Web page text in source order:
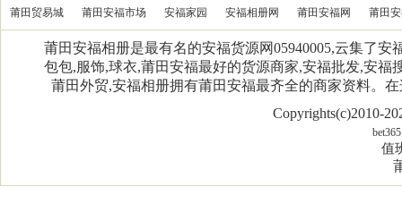
莆田贸易城 莆田安福市场 安福家园 安福相册网 莆田安福网 莆田
莆田安福相册是最有名的安福货源网05940005,云集了
包包,服饰,球衣,莆田安福最好的货源商家,安福批发,安
莆田外贸,安福相册拥有莆田安福最齐全的商家资料。
Copyrights(c)2010-
bet365
值